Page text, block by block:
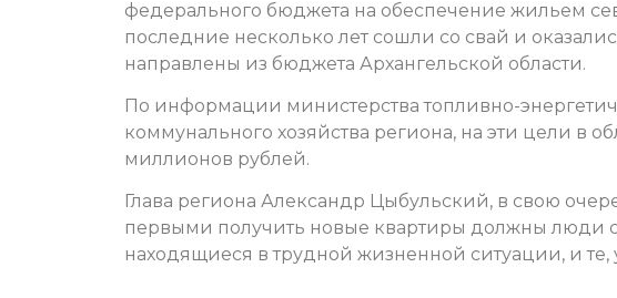
федерального бюджета на обеспечение жильем
последние несколько лет сошли со свай и
направлены из бюджета Архангельской области.
По информации министерства топливно-
коммунального хозяйства региона, на эти цели в
миллионов рублей.
Глава региона Александр Цыбульский, в свою
первыми получить новые квартиры должны люди
находящиеся в трудной жизненной ситуации, и те,